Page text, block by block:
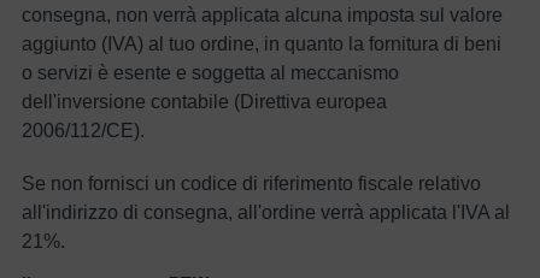
consegna, non verrà applicata alcuna imposta sul valore
aggiunto (IVA) al tuo ordine, in quanto la fornitura di beni
o servizi è esente e soggetta al meccanismo
dell'inversione contabile (Direttiva europea
2006/112/CE).
Se non fornisci un codice di riferimento fiscale relativo
all'indirizzo di consegna, all'ordine verrà applicata l'IVA al
21%.